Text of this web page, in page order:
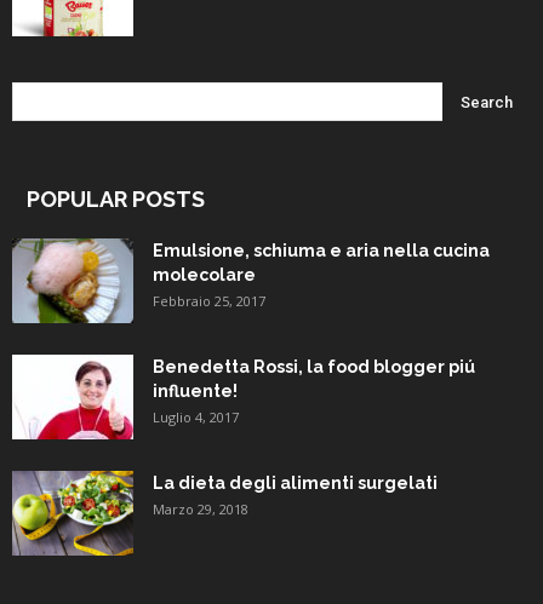
POPULAR POSTS
Emulsione, schiuma e aria nella cucina
molecolare
Febbraio 25, 2017
Benedetta Rossi, la food blogger piú
influente!
Luglio 4, 2017
La dieta degli alimenti surgelati
Marzo 29, 2018